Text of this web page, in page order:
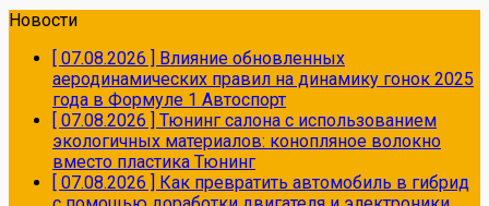
Новости
[ 07.08.2026 ] Влияние обновленных
аеродинамических правил на динамику гонок 2025
года в Формуле 1 Автоспорт
[ 07.08.2026 ] Тюнинг салона с использованием
экологичных материалов: конопляное волокно
вместо пластика Тюнинг
[ 07.08.2026 ] Как превратить автомобиль в гибрид